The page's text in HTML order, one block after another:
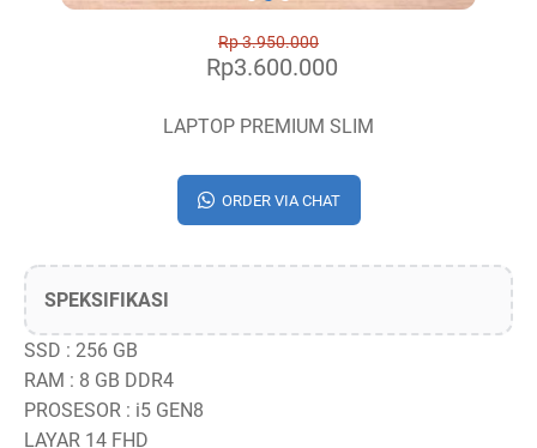
Rp 3.950.000
Rp3.600.000
LAPTOP PREMIUM SLIM
ORDER VIA CHAT
SPEKSIFIKASI
SSD : 256 GB
RAM : 8 GB DDR4
PROSESOR : i5 GEN8
LAYAR 14 FHD